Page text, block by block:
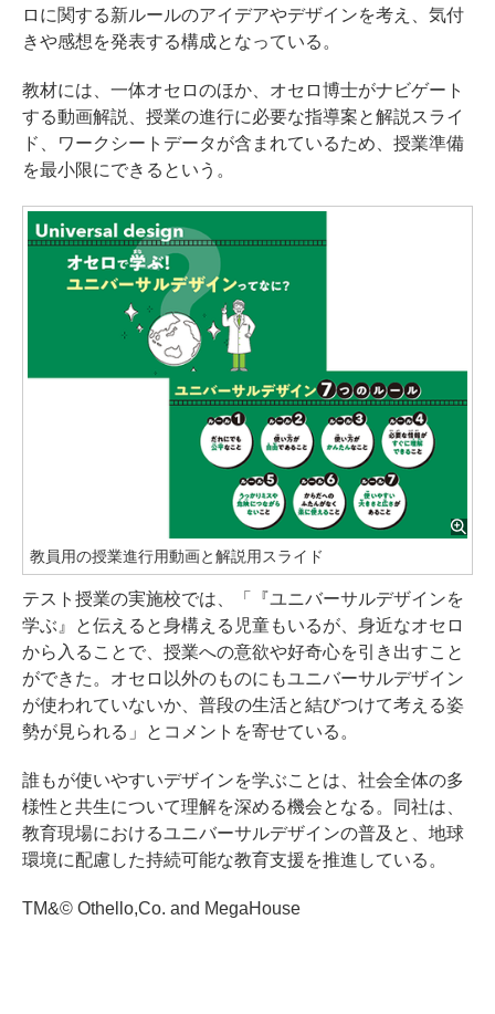
ロに関する新ルールのアイデアやデザインを考え、気付
きや感想を発表する構成となっている。
教材には、一体オセロのほか、オセロ博士がナビゲート
する動画解説、授業の進行に必要な指導案と解説スライ
ド、ワークシートデータが含まれているため、授業準備
を最小限にできるという。
教員用の授業進行用動画と解説用スライド
テスト授業の実施校では、「『ユニバーサルデザインを
学ぶ』と伝えると身構える児童もいるが、身近なオセロ
から入ることで、授業への意欲や好奇心を引き出すこと
ができた。オセロ以外のものにもユニバーサルデザイン
が使われていないか、普段の生活と結びつけて考える姿
勢が見られる」とコメントを寄せている。
誰もが使いやすいデザインを学ぶことは、社会全体の多
様性と共生について理解を深める機会となる。同社は、
教育現場におけるユニバーサルデザインの普及と、地球
環境に配慮した持続可能な教育支援を推進している。
TM&© Othello,Co. and MegaHouse